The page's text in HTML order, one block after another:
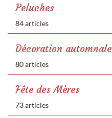
Peluches
84 articles
Décoration automnale
80 articles
Fête des Mères
73 articles